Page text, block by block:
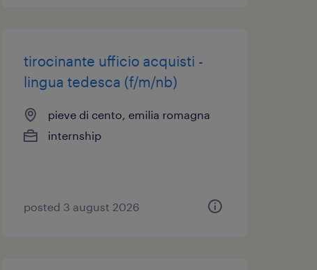
tirocinante ufficio acquisti -
lingua tedesca (f/m/nb)
pieve di cento, emilia romagna
internship
posted 3 august 2026